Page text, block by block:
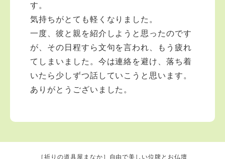
す。
気持ちがとても軽くなりました。
一度、彼と親を紹介しようと思ったのです
が、その日程すら文句を言われ、もう疲れ
てしまいました。今は連絡を避け、落ち着
いたら少しずつ話していこうと思います。
ありがとうございました。
［祈りの道具屋まなか］自由で美しい位牌とお仏壇